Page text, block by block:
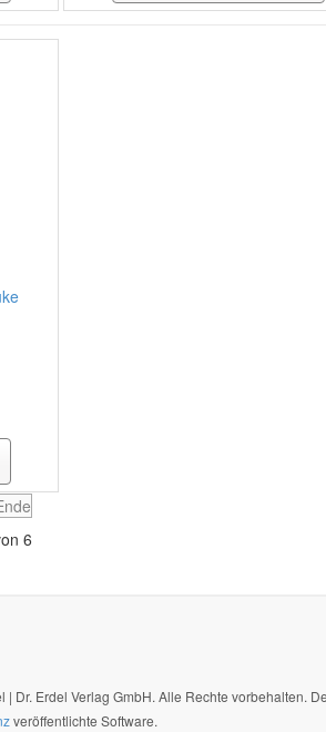
6
Dr. Erdel Verlag GmbH. Alle Rechte vorbehalten.
veröffentlichte Software.